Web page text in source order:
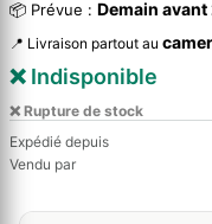
📦 Prévue : Demain avant
📍 Livraison partout au
❌ Indisponible
❌ Rupture de stock
Expédié depuis
Vendu par